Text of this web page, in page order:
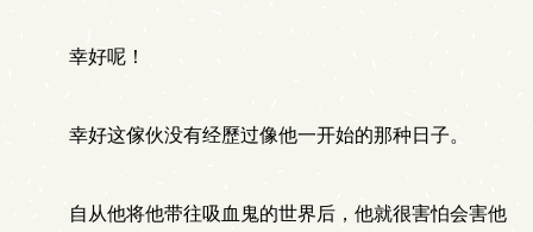
幸好呢！
幸好这傢伙没有经歷过像他一开始的那种日子。
自从他将他带往吸血鬼的世界后，他就很害怕会害他